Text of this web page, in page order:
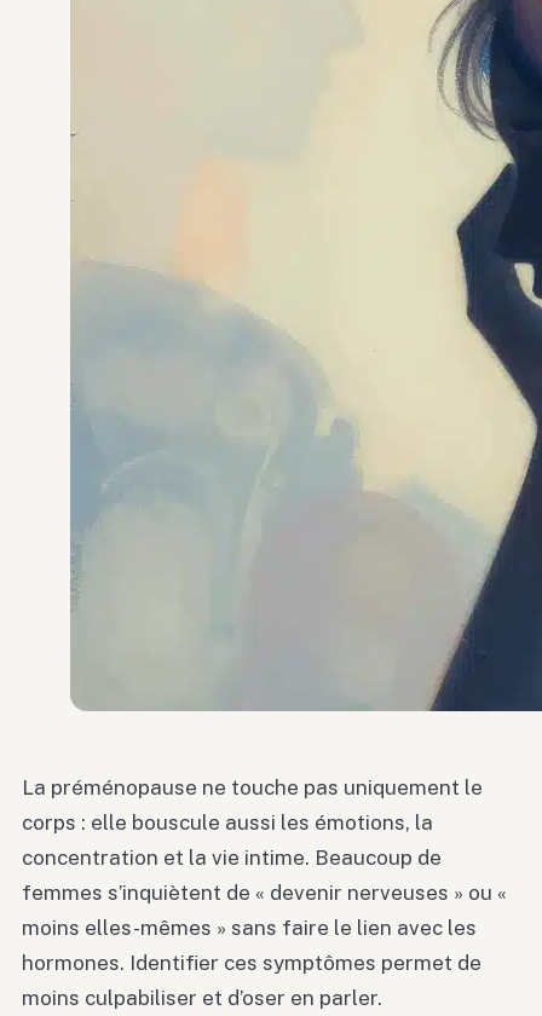
La préménopause ne touche pas uniquement le
corps : elle bouscule aussi les émotions, la
concentration et la vie intime. Beaucoup de
femmes s’inquiètent de « devenir nerveuses » ou «
moins elles-mêmes » sans faire le lien avec les
hormones. Identifier ces symptômes permet de
moins culpabiliser et d’oser en parler.